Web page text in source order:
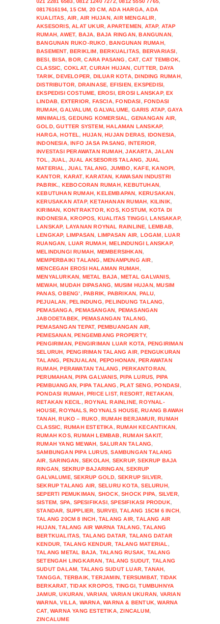
0817616194,15 CM, 20 CM,ADA HARGA,ADA
KUALITAS,AIR,AIR HUJAN,AIR MENGALIR,
AKSESORIS,ALAT UKUR,APARTEMEN, ATAP, ATAP
RUMAH,AWET, BAJA, BAJA RINGAN,BANGUNAN,
BANGUNAN RUKO-RUKO ,BANGUNAN RUMAH,
BASEMENT,BERIKLIM,BERKUALITAS, BERVARIASI,
BESI,BISA,BOR,CARA PASANG ,CAT,CAT TEMBOK,
CLASSIC, COKLAT,CURAH HUJAN,CUTTER, DAYA
TARIK,DEVELOPER, DILUAR KOTA,DINDING RUMAH,
DISTRIBUTOR, DRAINASE, EFISIEN,EKSPEDISI,
EKSPEDISI COSTUME, EROSI,EROSI LANSKAP,EX
LINDAB, EXTERIOR, FASCIA,FONDASI,FONDASI
RUMAH,GALVALUM,GALVALUME, GARIS ATAP,GAYA
MINIMALIS,GEDUNG KOMERSIAL, GENANGAN AIR,
GOLD,GUTTER SYSTEM,HALAMAN LANSKAP,
HARGA,HOTEL, HUJAN,HUJAN DERAS, IDONESIA,
INDONESIA,INFO JASA PASANG, INTERIOR,
INVESTASI PERAWATAN RUMAH,JAKARTA,JALAN
TOL ,JUAL,JUAL AKSESORIS TALANG, JUAL
MATERIAL ,JUAL TALANG, JUMBO ,KAFE,KANOPI,
KANTOR, KARAT,KARATAN, KAWASAN INDUSTRI
PABRIK., KEBOCORAN RUMAH,KEBUTUHAN,
KEBUTUHAN RUMAH,KELEMBAPAN, KERUSAKAN,
KERUSAKAN ATAP,KETAHANAN RUMAH, KILINIK,
KIRIMAN, KONTRAKTOR,KOS,KOSTUM, KOTA DI
INDONESIA,KROPOS, KUALITAS TINGGI,LANSAKAP,
LANSKAP, LAYANAN ROYNAL RAINLINE, LEMBAB,
LENGKAP, LIMPASAN, LIMPASAN AIR, LOGAM,LUAR
RUANGAN, LUAR RUMAH,MELINDUNGI LANSKAP,
MELINDUNGI RUMAH, MEMBERSIHKAN,
MEMPERBAIKI TALANG ,MENAMPUNG AIR,
MENCEGAH EROSI HALAMAN RUMAH,
MENYALURKAN, METAL BAJA,METAL GALVANIS,
MEWAH,MUDAH DIPASANG, MUSIM HUJAN,MUSIM
PANAS,OBENG' ,PABRIK, PABRIKAN, PALU,
PEJUALAN,PELINDUNG,PELINDUNG TALANG,
PEMASANGA,PEMASANGAN, PEMASANGAN
JABODETABEK, PEMASANGAN TALANG,
PEMASANGAN TEPAT, PEMBUANGAN AIR,
PEMESANAN,PENGEMBANG PROPERTY,
PENGIRIMAN,PENGIRIMAN LUAR KOTA, PENGIRIMAN
SELURUH, PENGIRIMAN TALANG AIR,PENGUKURAN
TALANG, PENJUALAN, PEPOHONAN,PERAWATAN
RUMAH,PERAWATAN TALANG ,PERKANTORAN,
PERUMAHAN,PIPA GALVANIS,PIPA LURUS, PIPA
PEMBUANGAN,PIPA TALANG ,PLAT SENG,PONDASI,
PONDASI RUMAH,PRICE LIST,RESORT,RETAKAN,
RETAKAN KECIL ,ROYNAL RAINLINE,ROYNAL-
HOUSE,ROYNALS,ROYNALS HOUSE,RUANG BAWAH
TANAH,RUKO – RUKO ,RUMAH BERJAMUR,RUMAH
CLASSIC, RUMAH ESTETIKA,RUMAH KECANTIKAN,
RUMAH KOS,RUMAH LEMBAB,RUMAH SAKIT,
RUMAH YANG MEWAH, SALURAN TALANG,
SAMBUNGAN PIPA LURUS,SAMBUNGAN TALANG
AIR,SARINGAN,SEKOLAH, SEKRUP,SEKRUP BAJA
RINGAN, SEKRUP BAJARINGAN,SEKRUP
GALVALUME,SEKRUP GOLD, SEKRUP SILVER,
SEKRUP TALANG AIR, SELURU KOTA,SELURUH,
SEPERTI PEMUKIMAN, SHOCK,SHOCK PIPA, SILVER,
SISTEM, SPA, SPESIFIKASI,SPESIFIKASI PRODUK,
STANDAR, SUPPLIER, SURVEI,TALANG 15CM 6 INCH,
TALANG 20CM 8 INCH,TALANG AIR,TALANG AIR
HUJAN,TALANG AIR WARNA TALANG,TALANG
BERTKUALITAS, TALANG DATAR, TALANG DATAR
KENDUR, TALANG KENDUR, TALANG MATERIAL ,
TALANG METAL BAJA, TALANG RUSAK, TALANG
SETENGAH LINGKARAN,TALANG SUDUT, TALANG
SUDUT DALAM, TALANG SUDUT LUAR,TANAH,
TANGGA, TERBAIK,TERJAMIN,TERSUMBAT, TIDAK
BERKARAT,TIDAK KROPOS, TINGGI,TUMBUHNYA
JAMUR,UKURAN,VARIAN, VARIAN UKURAN, VARIAN
WARNA,VILLA, WARNA,WARNA & BENTUK,WARNA
CAT,WARNA YANG ESTETIKA,ZINCALUM,
ZINCALUME